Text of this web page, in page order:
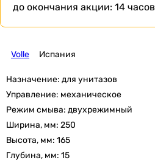
до окончания акции: 14 часов
Volle Испания
Назначение: для унитазов
Управление: механическое
Режим смыва: двухрежимный
Ширина, мм: 250
Высота, мм: 165
Глубина, мм: 15